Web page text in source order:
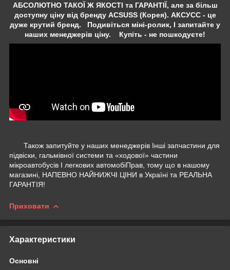
АБСОЛЮТНО ТАКОЇ Ж ЯКОСТІ та ГАРАНТІЇ, але за більш
доступну ціну від бренду ACSUSS (Корея). АКСУСС - це
дуже крутий бренд. Подивіться міні-ролик, І запитайте у
наших менеджерів ціну. Купіть - не пошкодуєте!
Також запитуйте у наших менеджерів Інші запчастини для
підвіски, гальмівної системи та «ходової» частини
мікроавтобусів І легкових автомобіПрав, тому що в нашому
магазині, НАПЕВНО НАЙНИЖЧІ ЦІНИ в Україні та РЕАЛЬНА
ГАРАНТІЯ!
Приховати
Характеристики
Основні